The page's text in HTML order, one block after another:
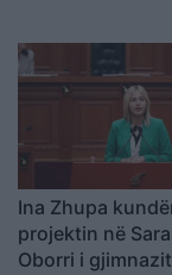
Ina Zhupa
projektin në
Oborri i gjimnazit